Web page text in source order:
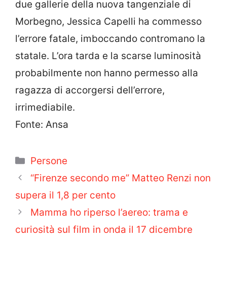
due gallerie della nuova tangenziale di
Morbegno, Jessica Capelli ha commesso
l’errore fatale, imboccando contromano la
statale. L’ora tarda e la scarse luminosità
probabilmente non hanno permesso alla
ragazza di accorgersi dell’errore,
irrimediabile.
Fonte: Ansa
Categorie
Persone
“Firenze secondo me” Matteo Renzi non
supera il 1,8 per cento
Mamma ho riperso l’aereo: trama e
curiosità sul film in onda il 17 dicembre